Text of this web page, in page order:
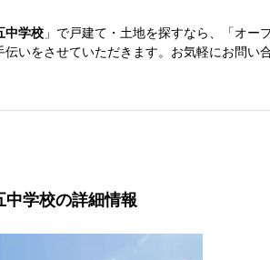
中学校 」で戸建て・土地を探すなら、「オー
いをさせていただきます。お気軽にお問い
学校の詳細情報